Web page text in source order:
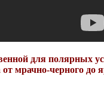
для
мрачно-черного до